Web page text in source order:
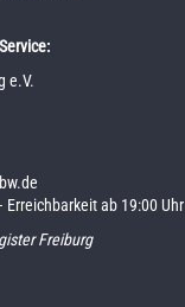
e.V.
Erreichbarkeit ab 19:00 Uhr
Freiburg